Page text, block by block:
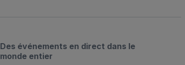
Des événements en direct dans le
monde entier